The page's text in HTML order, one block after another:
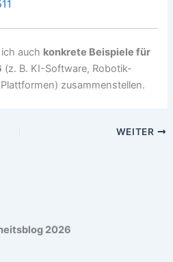
auch konkrete Beispiele für
(z. B. KI-Software, Robotik-
zusammenstellen.
WEITER
2026